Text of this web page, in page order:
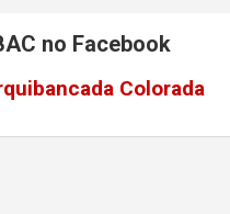
no Facebook
Colorada